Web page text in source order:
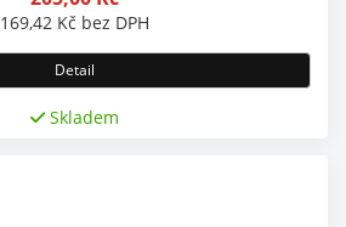
169,42 Kč bez DPH
Detail
Skladem